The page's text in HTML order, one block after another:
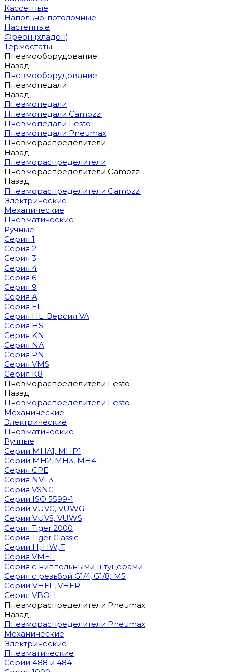
Кассетные
Напольно-потолочные
Настенные
Фреон (хладон)
Термостаты
Пневмооборудование
Назад
Пневмооборудование
Пневмопедали
Назад
Пневмопедали
Пневмопедали Camozzi
Пневмопедали Festo
Пневмопедали Pneumax
Пневмораспределители
Назад
Пневмораспределители
Пневмораспределители Camozzi
Назад
Пневмораспределители Camozzi
Электрические
Механические
Пневматические
Ручные
Серия 1
Серия 2
Серия 3
Серия 4
Серия 6
Серия 9
Серия A
Серия EL
Серия HL. Версия VA
Серия HS
Серия KN
Серия NA
Серия PN
Серия VMS
Серия К8
Пневмораспределители Festo
Назад
Пневмораспределители Festo
Механические
Электрические
Пневматические
Ручные
Cерии MHA1, MHP1
Cерии MH2, MH3, MH4
Cерия CPE
Серия NVF3
Серия VSNC
Серии ISO 5599-1
Серии VUVG, VUWG
Серии VUVS, VUWS
Серия Tiger 2000
Серия Tiger Classic
Серии H, HW, T
Серия VMEF
Серия с ниппельными штуцерами
Серия с резьбой G1/4, G1/8, М5
Серии VHEF, VHER
Серия VBOH
Пневмораспределители Pneumax
Назад
Пневмораспределители Pneumax
Механические
Электрические
Пневматические
Серии 488 и 484